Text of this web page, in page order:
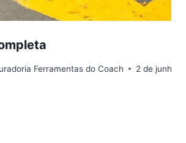
Ferramentas do Coach 2 de junho